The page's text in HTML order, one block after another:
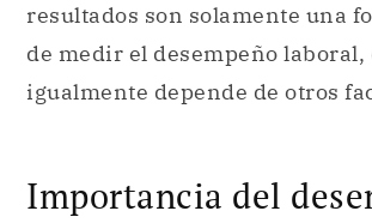
resultados son solamente una
de medir el desempeño laboral,
igualmente depende de otros
Importancia del